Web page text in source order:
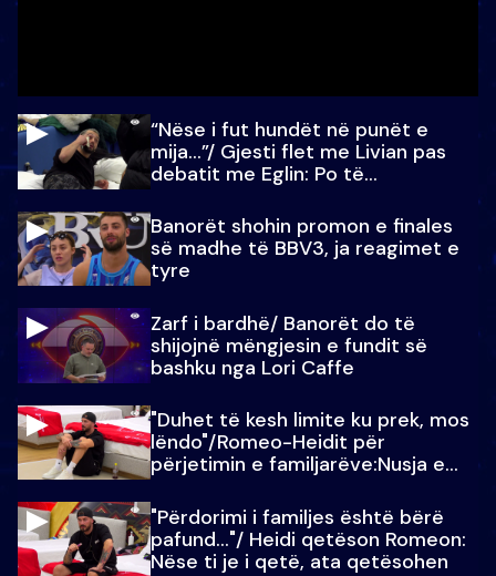
“Nëse i fut hundët në punët e
mija…”/ Gjesti flet me Livian pas
debatit me Eglin: Po të
Banorët shohin promon e finales
së madhe të BBV3, ja reagimet e
tyre
Zarf i bardhë/ Banorët do të
shijojnë mëngjesin e fundit së
bashku nga Lori Caffe
"Duhet të kesh limite ku prek, mos
lëndo"/Romeo-Heidit për
përjetimin e familjarëve:Nusja e
"Përdorimi i familjes është bërë
pafund…"/ Heidi qetëson Romeon:
Nëse ti je i qetë, ata qetësohen